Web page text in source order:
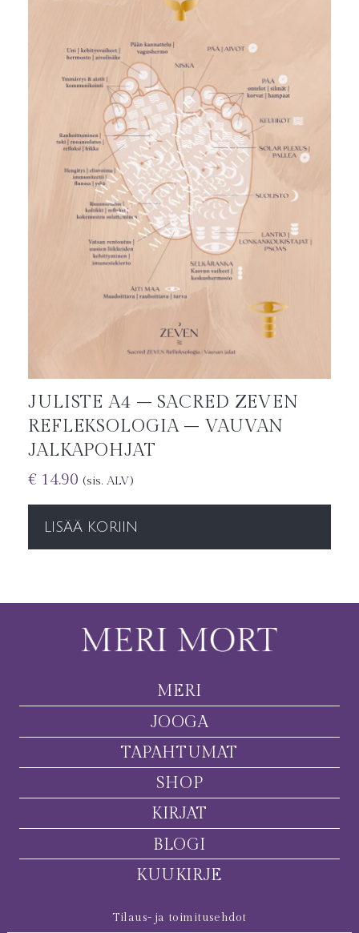
JULISTE A4 – SACRED ZEVEN
REFLEKSOLOGIA – VAUVAN
JALKAPOHJAT
€ 14.90 (sis. ALV)
LISÄÄ KORIIN
MERI
JOOGA
TAPAHTUMAT
SHOP
KIRJAT
BLOGI
KUUKIRJE
Tilaus- ja toimitusehdot